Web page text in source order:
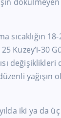
sıcaklığın
Kuzey’i-30
iki ya da